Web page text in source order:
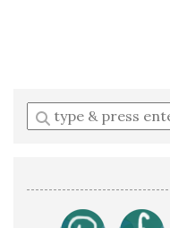
Enter
a